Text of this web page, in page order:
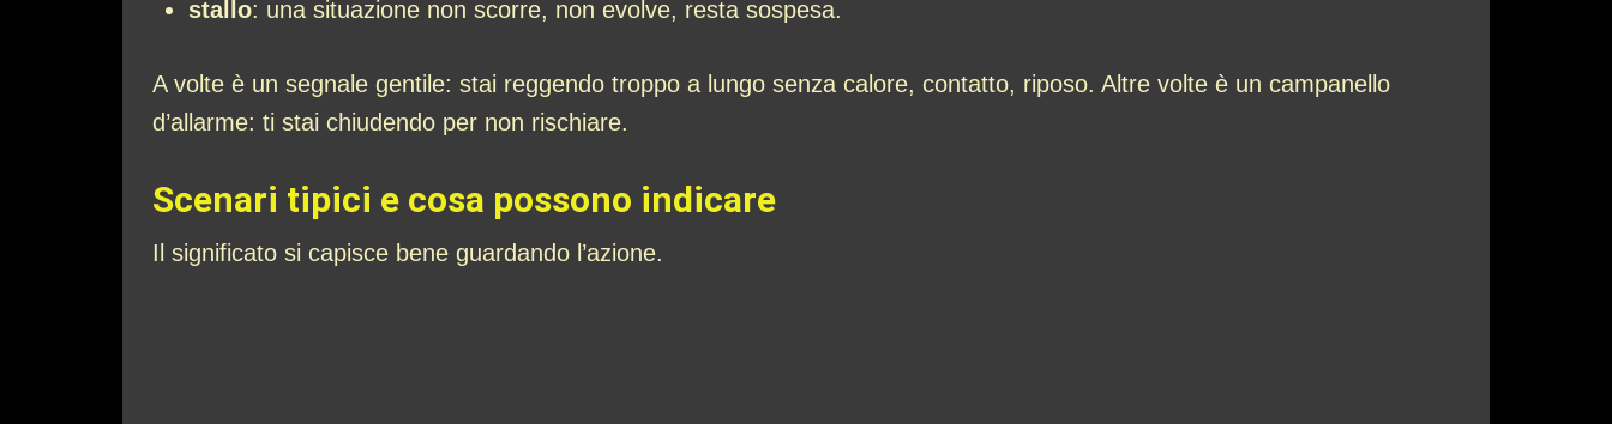
stallo: una situazione non scorre, non evolve, resta sospesa.
A volte è un segnale gentile: stai reggendo troppo a lungo senza calore, contatto, riposo. Altre volte è un campanello
d’allarme: ti stai chiudendo per non rischiare.
Scenari tipici e cosa possono indicare
Il significato si capisce bene guardando l’azione.